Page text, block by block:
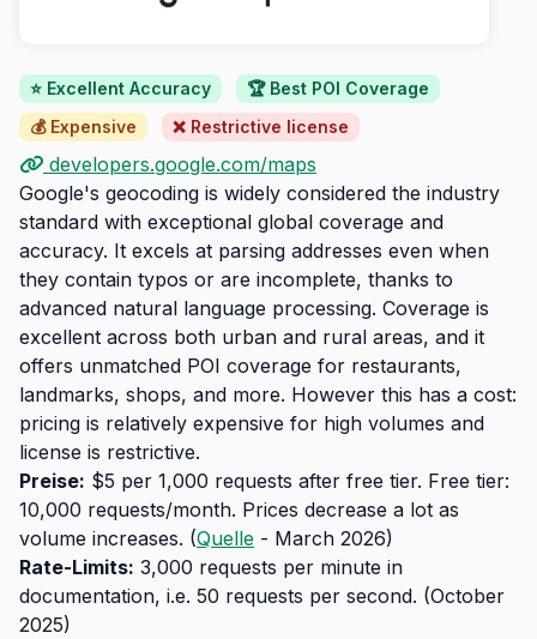
⭐ Excellent Accuracy
🏆 Best POI Coverage
💰 Expensive
❌ Restrictive license
developers.google.com/maps
Google's geocoding is widely considered the industry
standard with exceptional global coverage and
accuracy. It excels at parsing addresses even when
they contain typos or are incomplete, thanks to
advanced natural language processing. Coverage is
excellent across both urban and rural areas, and it
offers unmatched POI coverage for restaurants,
landmarks, shops, and more. However this has a cost:
pricing is relatively expensive for high volumes and
license is restrictive.
Preise: $5 per 1,000 requests after free tier. Free tier:
10,000 requests/month. Prices decrease a lot as
volume increases. (Quelle - March 2026)
Rate-Limits: 3,000 requests per minute in
documentation, i.e. 50 requests per second. (October
2025)